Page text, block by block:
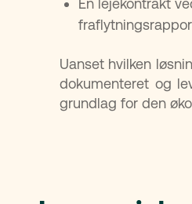
Uanset hvilken
dokumenteret og
grundlag for den